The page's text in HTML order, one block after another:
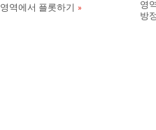
영역에서 플롯하기
영
방